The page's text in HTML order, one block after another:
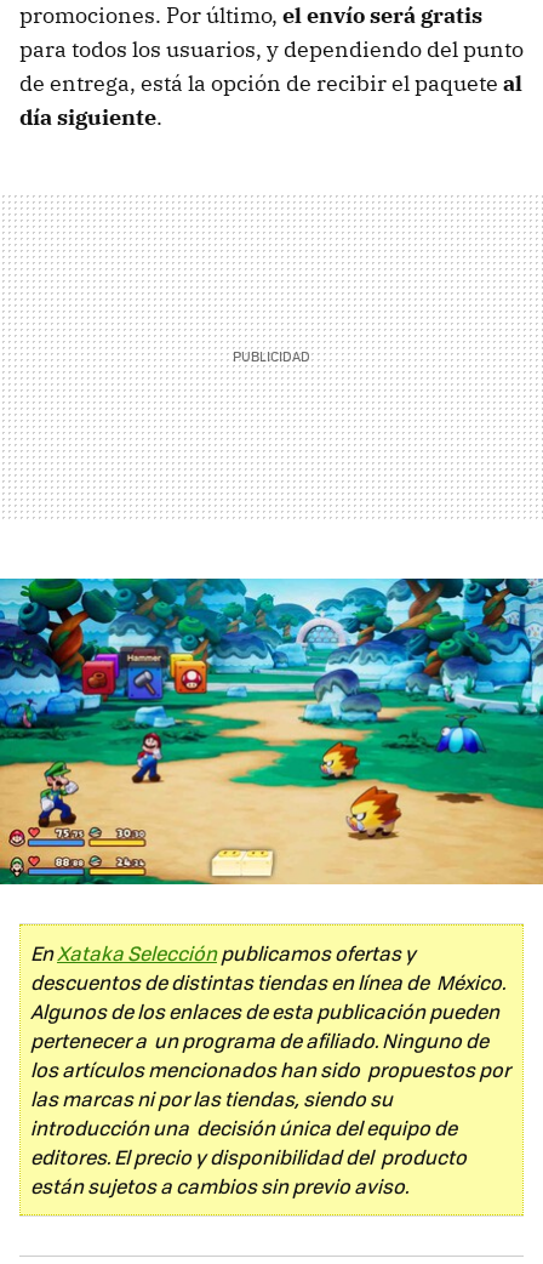
promociones. Por último, el envío será gratis
para todos los usuarios, y dependiendo del punto
de entrega, está la opción de recibir el paquete al
día siguiente.
EnXataka Selecciónpublicamos ofertas y
descuentos de distintas tiendas en línea de México.
Algunos de los enlaces de esta publicación pueden
pertenecer a un programa de afiliado. Ninguno de
los artículos mencionados han sido propuestos por
las marcas ni por las tiendas, siendo su
introducción una decisión única del equipo de
editores. El precio y disponibilidad del producto
están sujetos a cambios sin previo aviso.